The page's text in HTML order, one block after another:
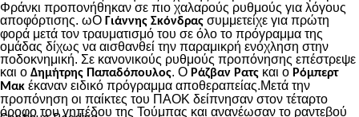
Φράνκι προπονήθηκαν σε πιο χαλαρούς ρυθμούς για λόγους
αποφόρτισης. ωΟ Γιάννης Σκόνδρας συμμετείχε για πρώτη
φορά μετά τον τραυματισμό του σε όλο το πρόγραμμα της
ομάδας δίχως να αισθανθεί την παραμικρή ενόχληση στην
ποδοκνημική. Σε κανονικούς ρυθμούς προπόνησης επέστρεψε
και ο Δημήτρης Παπαδόπουλος. Ο Ράζβαν Ρατς και ο Ρόμπερτ
Μακ έκαναν ειδικό πρόγραμμα αποθεραπείας.Μετά την
προπόνηση οι παίκτες του ΠΑΟΚ δείπνησαν στον τέταρτο
όροφο του γηπέδου της Τούμπας και ανανέωσαν το ραντεβού